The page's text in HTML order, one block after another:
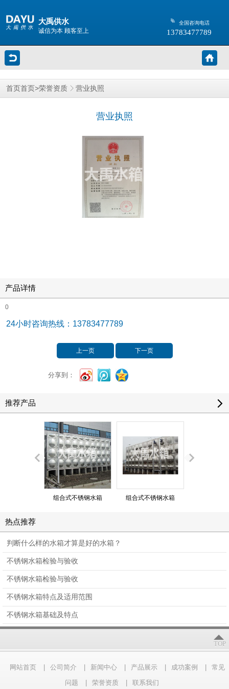
大禹供水
诚信为本 顾客至上
全国咨询电话
13783477789
首页 首页 >荣誉资质 营业执照
营业执照
产品详情
0
24小时咨询热线：13783477789
上一页 下一页
分享到：
推荐产品
组合式不锈钢水箱 组合式不锈钢水箱
热点推荐
判断什么样的水箱才算是好的水箱？
不锈钢水箱检验与验收
不锈钢水箱检验与验收
不锈钢水箱特点及适用范围
不锈钢水箱基础及特点
TOP
网站首页 公司简介 新闻中心 产品展示 成功案例
常见
问题
荣誉资质 联系我们